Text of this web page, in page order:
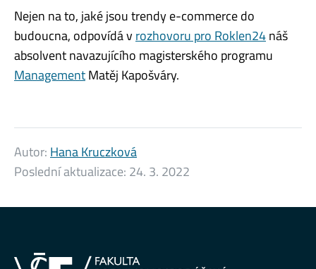
Nejen na to, jaké jsou trendy e-commerce do
budoucna, odpovídá v rozhovoru pro Roklen24náš
absolvent navazujícího magisterského programu
ManagementMatěj Kapošváry.
Autor: Hana Kruczková
Poslední aktualizace: 24. 3. 2022